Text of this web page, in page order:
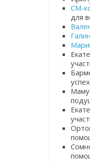
СМ-
для
Маму